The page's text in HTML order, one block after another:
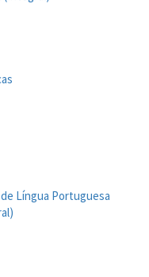
Língua Portuguesa